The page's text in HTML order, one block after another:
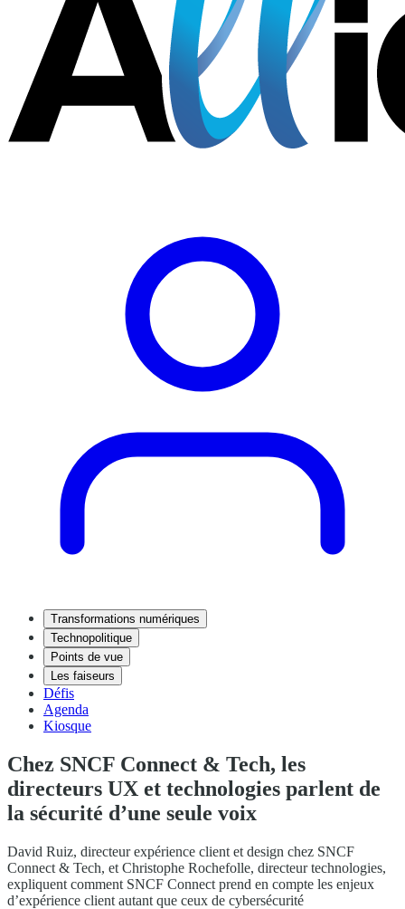
Transformations numériques
Technopolitique
Points de vue
Les faiseurs
Défis
Agenda
Kiosque
Chez SNCF Connect & Tech, les
directeurs UX et technologies parlent de
la sécurité d’une seule voix
David Ruiz, directeur expérience client et design chez SNCF
Connect & Tech, et Christophe Rochefolle, directeur technologies,
expliquent comment SNCF Connect prend en compte les enjeux
d’expérience client autant que ceux de cybersécurité